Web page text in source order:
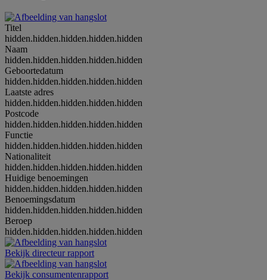
Titel
hidden.hidden.hidden.hidden.hidden
Naam
hidden.hidden.hidden.hidden.hidden
Geboortedatum
hidden.hidden.hidden.hidden.hidden
Laatste adres
hidden.hidden.hidden.hidden.hidden
Postcode
hidden.hidden.hidden.hidden.hidden
Functie
hidden.hidden.hidden.hidden.hidden
Nationaliteit
hidden.hidden.hidden.hidden.hidden
Huidige benoemingen
hidden.hidden.hidden.hidden.hidden
Benoemingsdatum
hidden.hidden.hidden.hidden.hidden
Beroep
hidden.hidden.hidden.hidden.hidden
Bekijk directeur rapport
Bekijk consumentenrapport